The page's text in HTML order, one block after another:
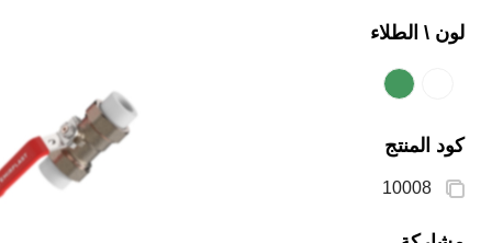
لون \ الطلاء
كود المنتج
10008